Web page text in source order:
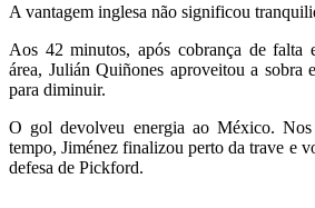
A vantagem inglesa não significou
Aos 42 minutos, após cobrança de falta
área, Julián Quiñones aproveitou a sobra
para diminuir.
O gol devolveu energia ao México.
tempo, Jiménez finalizou perto da trave e
defesa de Pickford.